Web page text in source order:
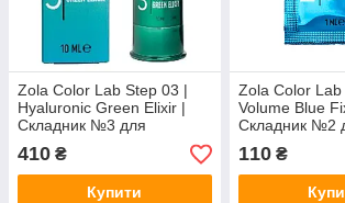
Zola Color Lab Step 03 |
Hyaluronic Green Elixir |
Складник №3 для
ламінування вій і брів |
Флакон 10 мл
410 ₴
Купити
Zola Color
Volume Blue
Складник №2
ламінування
Саше 1 мл
110₴